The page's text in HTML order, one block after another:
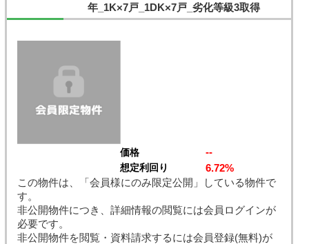
年_1K×7戸_1DK×7戸_劣化等級3取得
価格 --
想定利回り
6.72%
この物件は、「会員様にのみ限定公開」している物件で
す。
非公開物件につき、詳細情報の閲覧には会員ログインが
必要です。
非公開物件を閲覧・資料請求するには会員登録(無料)が